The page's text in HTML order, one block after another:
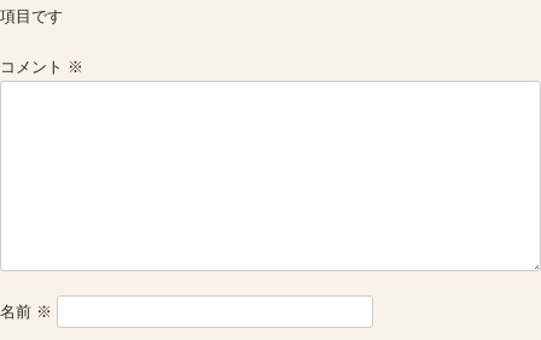
項目です
コメント ※
名前 ※